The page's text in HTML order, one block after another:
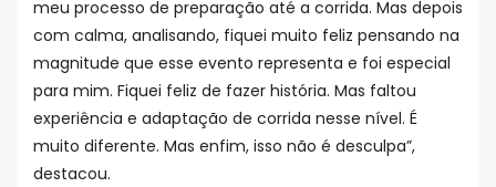
meu processo de preparação até a corrida. Mas depois
com calma, analisando, fiquei muito feliz pensando na
magnitude que esse evento representa e foi especial
para mim. Fiquei feliz de fazer história. Mas faltou
experiência e adaptação de corrida nesse nível. É
muito diferente. Mas enfim, isso não é desculpa”,
destacou.